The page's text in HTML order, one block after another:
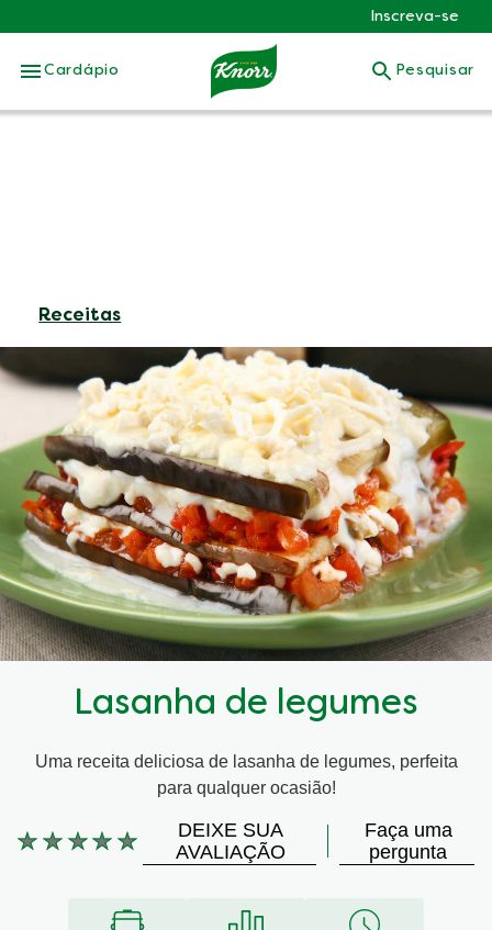
Skip to:
Inscreva-se
Cardápio Pesquisar
Receitas
Lasanha de legumes
Uma receita deliciosa de lasanha de legumes, perfeita
para qualquer ocasião!
Nenhuma
DEIXE SUA
AVALIAÇÃO
Faça uma
pergunta